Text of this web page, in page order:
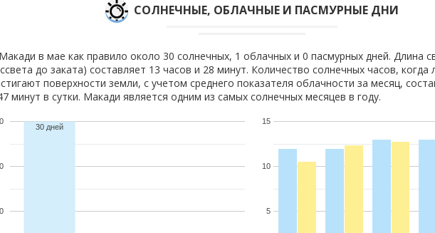
CОЛНЕЧНЫЕ, ОБЛАЧНЫЕ И ПАСМУРНЫЕ ДНИ
в мае как правило около 30 солнечных, 1 облачных и 0 пасмурных дней. Длина
до заката) составляет 13 часов и 28 минут. Количество солнечных часов, когда
поверхности земли, с учетом среднего показателя облачности за месяц,
минут в сутки. Макади является одним из самых солнечных месяцев в году.
30 дней
5
10
15